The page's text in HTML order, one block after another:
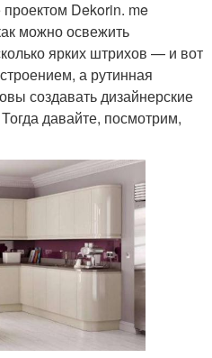
Dekorin. me
можно освежить
ярких штрихов — и вот
а рутинная
создавать дизайнерские
давайте, посмотрим,